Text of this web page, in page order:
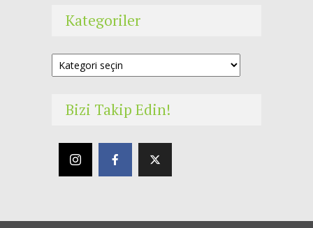
Kategoriler
Kategoriler
Bizi Takip Edin!